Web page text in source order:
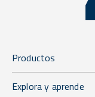
Productos
Explora y aprende